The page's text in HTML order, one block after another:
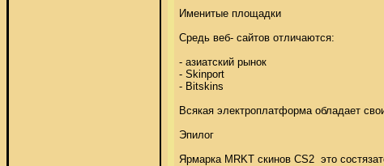
Именитые площадки
Средь веб- сайтов отличаются:
- азиатский рынок
- Skinport
- Bitskins
Всякая электроплатформа обладает
Эпилог
Ярмарка MRKT скинов CS2  это